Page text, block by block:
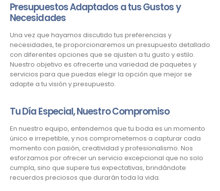
Presupuestos Adaptados a tus Gustos y
Necesidades
Una vez que hayamos discutido tus preferencias y
necesidades, te proporcionaremos un presupuesto detallado
con diferentes opciones que se ajusten a tu gusto y estilo.
Nuestro objetivo es ofrecerte una variedad de paquetes y
servicios para que puedas elegir la opción que mejor se
adapte a tu visión y presupuesto.
Tu Día Especial, Nuestro Compromiso
En nuestro equipo, entendemos que tu boda es un momento
único e irrepetible, y nos comprometemos a capturar cada
momento con pasión, creatividad y profesionalismo. Nos
esforzamos por ofrecer un servicio excepcional que no solo
cumpla, sino que supere tus expectativas, brindándote
recuerdos preciosos que durarán toda la vida.